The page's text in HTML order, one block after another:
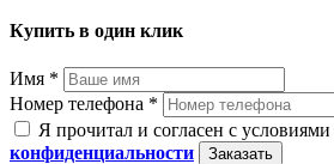
Купить в один клик
Имя *
Номер телефона *
Я прочитал и согласен с условиями
конфиденциальности
Заказать